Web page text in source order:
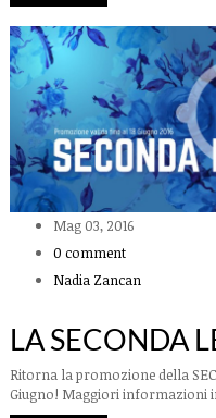
Mag 03, 2016
0 comment
Nadia Zancan
LA SECONDA
Ritorna la promozione della
Giugno! Maggiori informazioni